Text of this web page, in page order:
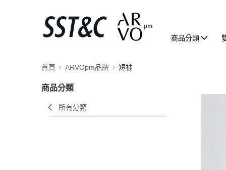
商品分類
首頁 ARVOpm品牌 短袖
商品分類
所有分類